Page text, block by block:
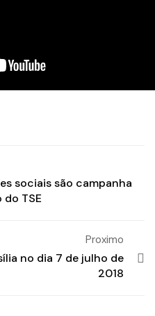
sociais são campanha
TSE
Proximo
no dia 7 de julho de
2018